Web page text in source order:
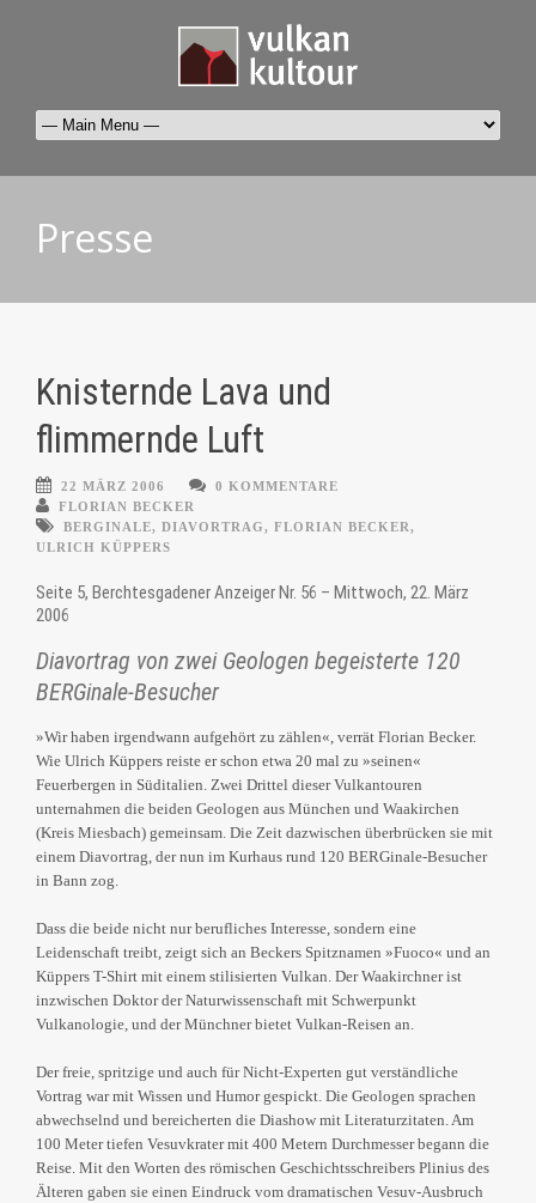
Presse
Knisternde Lava und
flimmernde Luft
22 MÄRZ 2006
0 KOMMENTARE
FLORIAN BECKER
BERGINALE, DIAVORTRAG, FLORIAN BECKER,
ULRICH KÜPPERS
Seite 5, Berchtesgadener Anzeiger Nr. 56 – Mittwoch, 22. März
2006
Diavortrag von zwei Geologen begeisterte 120
BERGinale-Besucher
»Wir haben irgendwann aufgehört zu zählen«, verrät Florian Becker.
Wie Ulrich Küppers reiste er schon etwa 20 mal zu »seinen«
Feuerbergen in Süditalien. Zwei Drittel dieser Vulkantouren
unternahmen die beiden Geologen aus München und Waakirchen
(Kreis Miesbach) gemeinsam. Die Zeit dazwischen überbrücken sie mit
einem Diavortrag, der nun im Kurhaus rund 120 BERGinale-Besucher
in Bann zog.
Dass die beide nicht nur berufliches Interesse, sondern eine
Leidenschaft treibt, zeigt sich an Beckers Spitznamen »Fuoco« und an
Küppers T-Shirt mit einem stilisierten Vulkan. Der Waakirchner ist
inzwischen Doktor der Naturwissenschaft mit Schwerpunkt
Vulkanologie, und der Münchner bietet Vulkan-Reisen an.
Der freie, spritzige und auch für Nicht-Experten gut verständliche
Vortrag war mit Wissen und Humor gespickt. Die Geologen sprachen
abwechselnd und bereicherten die Diashow mit Literaturzitaten. Am
100 Meter tiefen Vesuvkrater mit 400 Metern Durchmesser begann die
Reise. Mit den Worten des römischen Geschichtsschreibers Plinius des
Älteren gaben sie einen Eindruck vom dramatischen Vesuv-Ausbruch